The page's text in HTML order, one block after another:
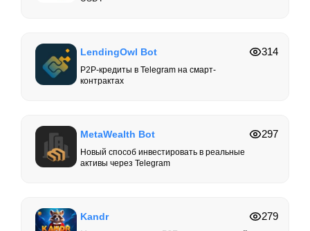
LendingOwl Bot
P2P-кредиты в Telegram на смарт-
контрактах
314
MetaWealth Bot
Новый способ инвестировать в реальные
активы через Telegram
297
Kandr 279